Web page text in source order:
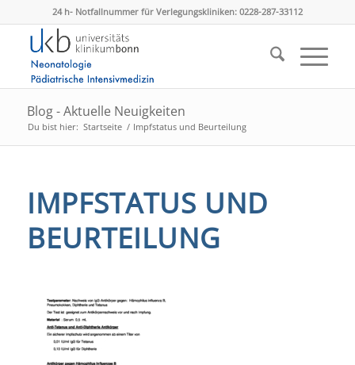
24 h- Notfallnummer für Verlegungskliniken: 0228-287-33112
Blog - Aktuelle Neuigkeiten
Du bist hier: Startseite / Impfstatus und Beurteilung
IMPFSTATUS UND
BEURTEILUNG